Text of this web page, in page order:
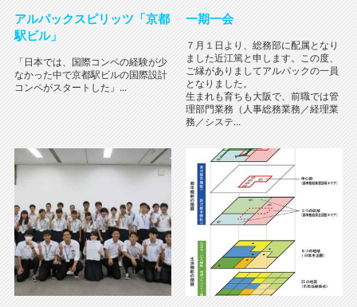
アルパックスピリッツ「京都
駅ビル」
「日本では、国際コンペの経験が少
なかった中で京都駅ビルの国際設計
コンペがスタートした」...
一期一会
７月１日より、総務部に配属となり
ました近江篤と申します。この度、
ご縁がありましてアルパックの一員
となりました。
生まれも育ちも大阪で、前職では管
理部門業務（人事総務業務／経理業
務／システ...